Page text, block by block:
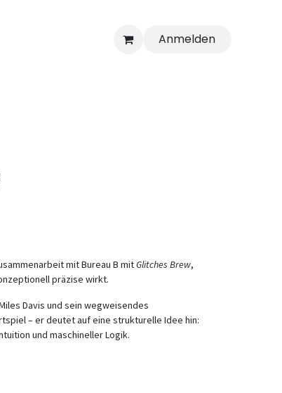
Anmelden
mit Bureau B mitGlitches Brew,
präzise wirkt.
Davis und sein wegweisendes
– er deutet auf eine strukturelle Idee hin:
und maschineller Logik.